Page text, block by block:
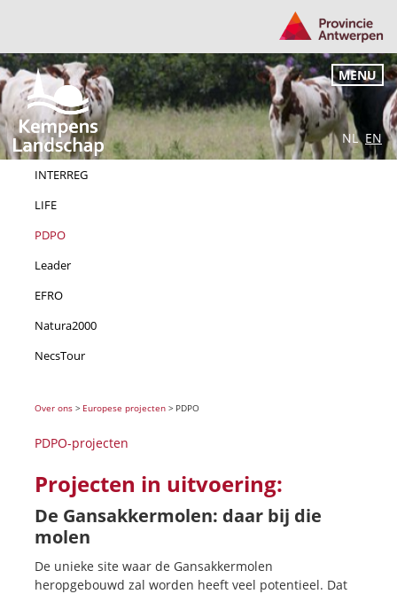
NL EN
MENU
INTERREG
LIFE
PDPO
Leader
EFRO
Natura2000
NecsTour
Over ons > Europese projecten > PDPO
PDPO-projecten
Projecten in uitvoering:
De Gansakkermolen: daar bij die
molen
De unieke site waar de Gansakkermolen
heropgebouwd zal worden heeft veel potentieel. Dat